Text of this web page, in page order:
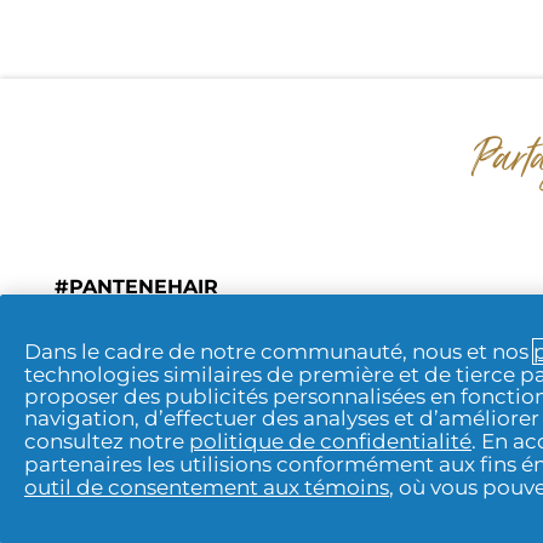
#PANTENEHAIR
Nous Joindre | Notification de
Dans le cadre de notre communauté, nous et nos
technologies similaires de première et de tierce
proposer des publicités personnalisées en
navigation, d’effectuer des analyses et
consultez notre politique de confidentialité. En
partenaires les utilisions conformément aux fins
outil de consentement aux témoins, où vous